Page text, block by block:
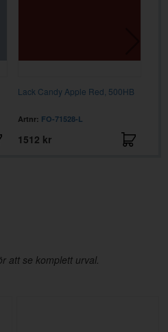
Lack Candy Apple Red, 500HB
Artnr: FO-71528-L
1512 kr
att se komplett urval.